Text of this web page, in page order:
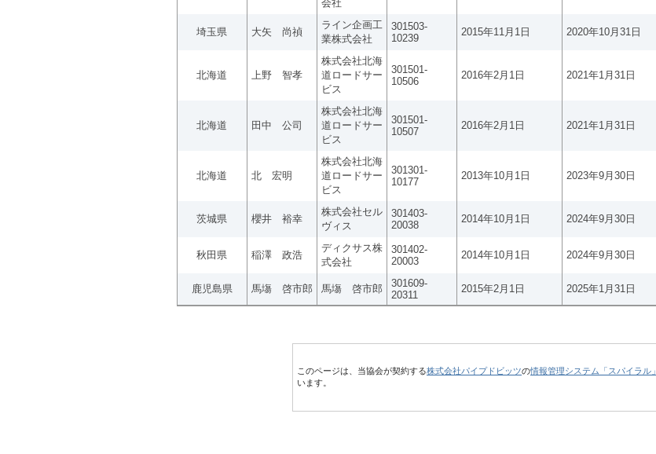
会社
埼玉県 大矢 尚禎
ライン企画工
業株式会社
301503-
10239
2015年11月1日 2020年10月31日
北海道 上野 智孝
株式会社北海
道ロードサー
ビス
301501-
10506
2016年2月1日 2021年1月31日
北海道 田中 公司
株式会社北海
道ロードサー
ビス
301501-
10507
2016年2月1日 2021年1月31日
北海道 北 宏明
株式会社北海
道ロードサー
ビス
301301-
10177
2013年10月1日 2023年9月30日
茨城県 櫻井 裕幸
株式会社セル
ヴィス
301403-
20038
2014年10月1日 2024年9月30日
秋田県 稲澤 政浩
ディクサス株
式会社
301402-
20003
2014年10月1日 2024年9月30日
鹿児島県 馬塲 啓市郎 馬塲 啓市郎
301609-
20311
2015年2月1日 2025年1月31日
このページは、当協会が契約する株式会社パイプドビッツの情報管理システム「スパイラル」
います。